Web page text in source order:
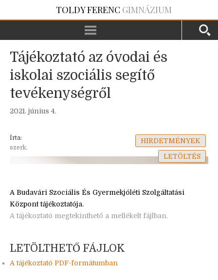
TOLDY FERENC GIMNÁZIUM
Tájékoztató az óvodai és
iskolai szociális segítő
tevékenységről
2021. június 4.
Írta:
szerk.
HIRDETMÉNYEK
LETÖLTÉS
A Budavári Szociális És Gyermekjóléti Szolgáltatási
Központ tájékoztatója.
A tájékoztató megtekinthető a mellékelt fájlban.
LETÖLTHETŐ FÁJLOK
A tájékoztató PDF-formátumban